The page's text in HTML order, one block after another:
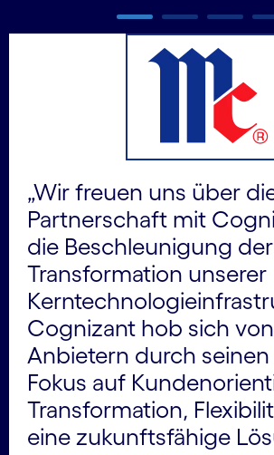
„Wir freuen uns über
Partnerschaft mit
die Beschleunigung
Transformation unserer
Cognizant hob sich
Anbietern durch seinen
Fokus auf
Transformation,
eine zukunftsfähige